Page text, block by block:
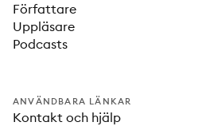
Författare
Uppläsare
Podcasts
ANVÄNDBARA LÄNKAR
Kontakt och hjälp